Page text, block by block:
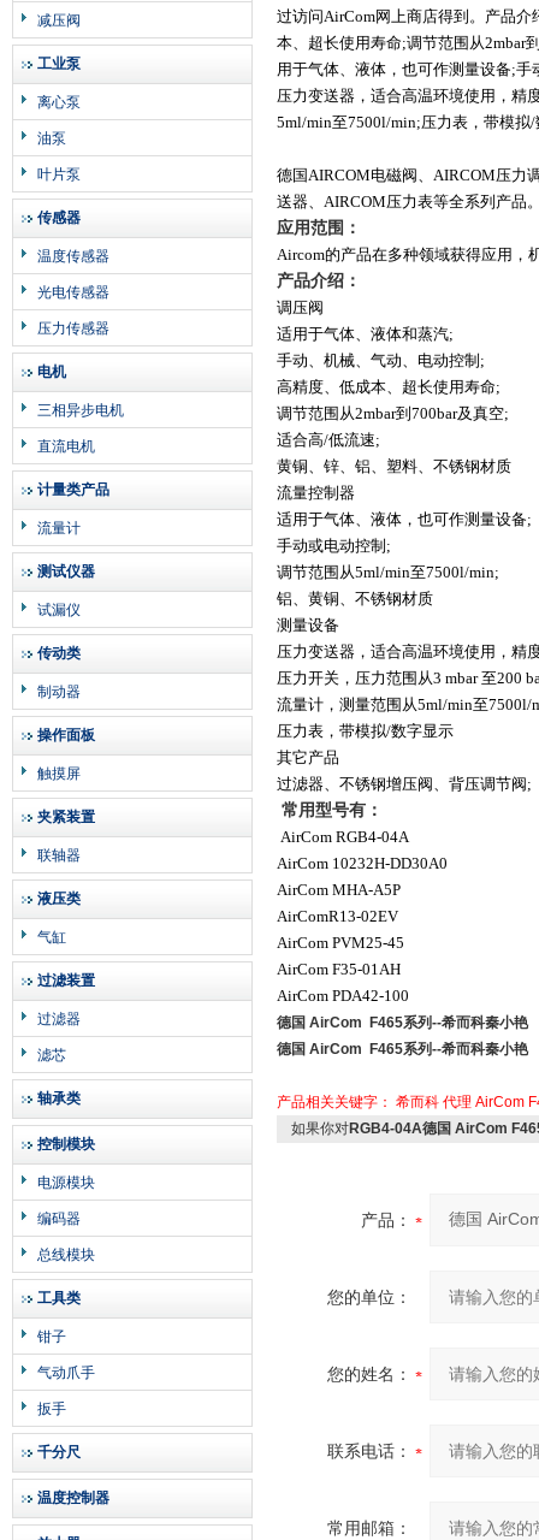
减压阀
工业泵
离心泵
油泵
叶片泵
传感器
温度传感器
光电传感器
压力传感器
电机
三相异步电机
直流电机
计量类产品
流量计
测试仪器
试漏仪
传动类
制动器
操作面板
触摸屏
夹紧装置
联轴器
液压类
气缸
过滤装置
过滤器
滤芯
轴承类
控制模块
电源模块
编码器
总线模块
工具类
钳子
气动爪手
扳手
千分尺
温度控制器
过访问AirCom网上商店得到。产品
本、超长使用寿命;调节范围从2mbar
用于气体、液体，也可作测量设备;
压力变送器，适合高温环境使用，精
5ml/min至7500l/min;压力表，带模拟
德国AIRCOM电磁阀、AIRCOM压力
送器、AIRCOM压力表等全系列产品
应用范围：
Aircom的产品在多种领域获得应用，
产品介绍：
调压阀
适用于气体、液体和蒸汽;
手动、机械、气动、电动控制;
高精度、低成本、超长使用寿命;
调节范围从2mbar到700bar及真空;
适合高/低流速;
黄铜、锌、铝、塑料、不锈钢材质
流量控制器
适用于气体、液体，也可作测量设备;
手动或电动控制;
调节范围从5ml/min至7500l/min;
铝、黄铜、不锈钢材质
测量设备
压力变送器，适合高温环境使用，精
压力开关，压力范围从3 mbar 至200
流量计，测量范围从5ml/min至7500l/
压力表，带模拟/数字显示
其它产品
过滤器、不锈钢增压阀、背压调节阀;
常用型号有：
AirCom RGB4-04A
AirCom 10232H-DD30A0
AirCom MHA-A5P
AirComR13-02EV
AirCom PVM25-45
AirCom F35-01AH
AirCom PDA42-100
德国 AirCom F465系列--希而科秦小艳
德国 AirCom F465系列--希而科秦小艳
产品相关关键字： 希而科 代理 AirCom
如果你对RGB4-04A德国 AirCom
产品：
您的单位：
您的姓名：
联系电话：
常用邮箱：